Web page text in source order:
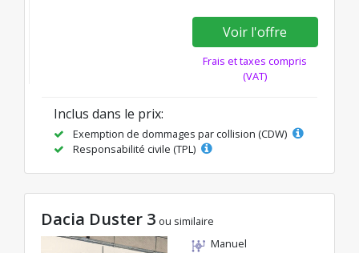
Voir l'offre
Frais et taxes compris
(VAT)
Inclus dans le prix:
Exemption de dommages par collision (CDW)
Responsabilité civile (TPL)
Dacia Duster 3 ou similaire
Manuel